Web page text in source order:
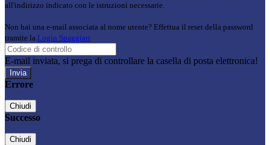
all'indirizzo indicato con le istruzioni necessarie.
Non hai una e-mail associata al nome utente? Effettua il reset della password
tramite la Login Spaggiari
E-mail inviata, si prega di controllare la casella di posta elettronica!
Errore
Chiudi
Successo
Chiudi